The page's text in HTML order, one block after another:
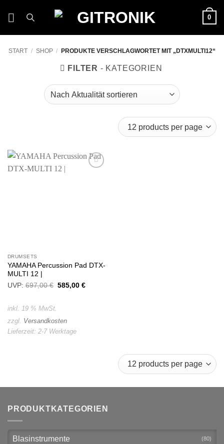
0
START / SHOP / PRODUKTE VERSCHLAGWORTET MIT „DTXMULTI12“
FILTER
DRUMSETS
YAMAHA Percussion Pad DTX-
MULTI 12 |
UVP: 697,00€ Ursprünglicher
585,00 €Aktueller
inkl. 19 % MwSt.
zzgl. Versandkosten
Lieferzeit: 2-7 Werktage
PRODUKTKATEGORIEN
Blasinstrumente (80)